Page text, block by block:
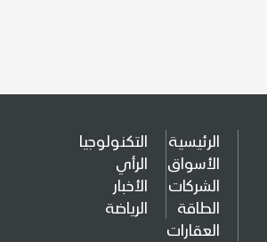
الرئيسية
الأسواق
الشركات
الطاقة
العقارات
التكنولوجيا
الرأي
الأخبار
الرياضة